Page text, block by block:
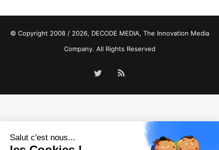
© Copyright 2008 / 2026, DECODE MEDIA, The Innovation Media
Company. All Rights Reserved
TwitterRSS